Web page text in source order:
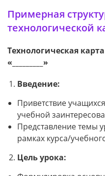
Примерная
технологической
Технологическая
«_________»
Введение:
Приветствие
учебной
Представление темы
рамках курса/
Цель урока: